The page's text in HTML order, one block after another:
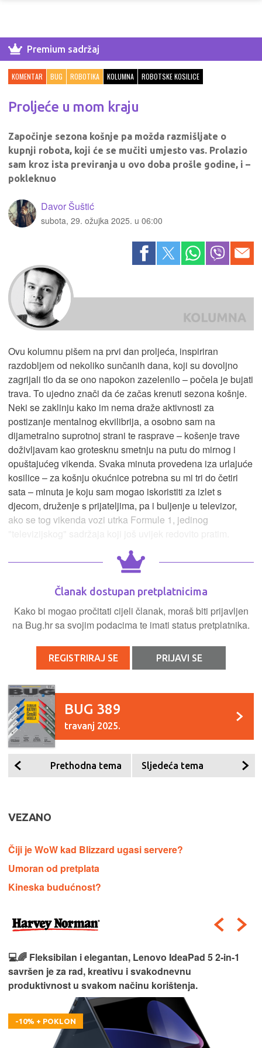
Premium sadržaj
KOMENTAR BUG ROBOTIKA KOLUMNA ROBOTSKE KOSILICE
Proljeće u mom kraju
Započinje sezona košnje pa možda razmišljate o
kupnji robota, koji će se mučiti umjesto vas. Prolazio
sam kroz ista previranja u ovo doba prošle godine, i –
pokleknuo
Davor Šuštić
subota, 29. ožujka 2025. u 06:00
Ovu kolumnu pišem na prvi dan proljeća, inspiriran
razdobljem od nekoliko sunčanih dana, koji su dovoljno
zagrijali tlo da se ono napokon zazelenilo – počela je bujati
trava. To ujedno znači da će začas krenuti sezona košnje.
Neki se zaklinju kako im nema draže aktivnosti za
postizanje mentalnog ekvilibrija, a osobno sam na
dijametralno suprotnoj strani te rasprave – košenje trave
doživljavam kao grotesknu smetnju na putu do mirnog i
opuštajućeg vikenda. Svaka minuta provedena iza urlajuće
kosilice – za košnju okućnice potrebna su mi tri do četiri
sata – minuta je koju sam mogao iskoristiti za izlet s
djecom, druženje s prijateljima, pa i buljenje u televizor,
ako se tog vikenda vozi utrka Formule 1, jedinog
Članak dostupan pretplatnicima
Kako bi mogao pročitati cijeli članak, moraš biti prijavljen
na Bug.hr sa svojim podacima te imati status pretplatnika.
REGISTRIRAJ SE PRIJAVI SE
BUG 389
travanj 2025.
Prethodna tema Sljedeća tema
VEZANO
Čiji je WoW kad Blizzard ugasi servere?
Umoran od pretplata
Kineska budućnost?
💻🌈 Fleksibilan i elegantan, Lenovo IdeaPad 5 2‑in‑1
savršen je za rad, kreativu i svakodnevnu
produktivnost u svakom načinu korištenja.
-10% + POKLON